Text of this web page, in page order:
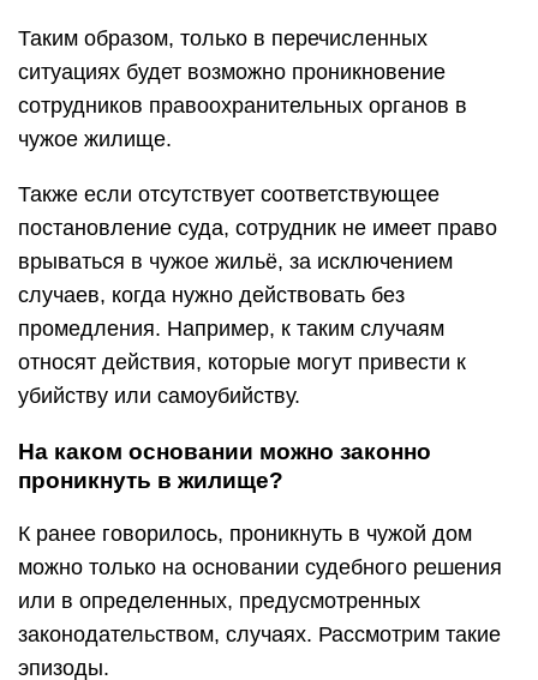
Таким образом, только в перечисленных
ситуациях будет возможно проникновение
сотрудников правоохранительных органов в
чужое жилище.
Также если отсутствует соответствующее
постановление суда, сотрудник не имеет право
врываться в чужое жильё, за исключением
случаев, когда нужно действовать без
промедления. Например, к таким случаям
относят действия, которые могут привести к
убийству или самоубийству.
На каком основании можно законно
проникнуть в жилище?
К ранее говорилось, проникнуть в чужой дом
можно только на основании судебного решения
или в определенных, предусмотренных
законодательством, случаях. Рассмотрим такие
эпизоды.